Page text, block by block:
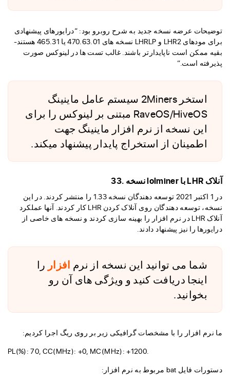
توضیحات عرضه نسخه جدید به شرح روبرو بود: “درایورهای پیشنهادی
برای مودهای LHR2 و LHRLP نسخه های 470.63.01 یا 465.31 هستند-
بقیه ممکن است ناپایدارتر باشند. غالب تست ها در لینوکس صورت
پذیرفته است.”
استخر 2Miners سیستم عامل ماینینگ
RaveOS/HiveOS مبتنی بر لینوکس را برای
این نسخه از نرم افزار ماینینگ جهت
اطمینان از استخراج پایدار پیشنهاد میکند.
آنلاک LHR با lolminer نسخه .33
در 1 اکتبر 2021 توسعه دهندگان نسخه 1.33 را منتشر کردند. در این
نسخه، توسعه دهندگان روی آنلاک کردن LHR کار کردند. آنها عملکرد
آنلاک LHR در نرم افزار را بهینه سازی کردند و نسخه های خاصی از
درایورها را نیز پیشنهاد دادند.
شما می توانید این نسخه از نرم افزار را
اینجا دریافت کنید و ویژگی های آن رو
بخوانید.
ما نرم افزار را با مشخصات گرافیکی زیر بر روی ریگ اجرا کردیم:
PL(%): 70, CC(MHz): +0, MC(MHz): +1200.
دستورات فایل bat مربوط به نرم افزار: